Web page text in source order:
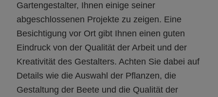
Gartengestalter, Ihnen einige seiner
abgeschlossenen Projekte zu zeigen. Eine
Besichtigung vor Ort gibt Ihnen einen guten
Eindruck von der Qualität der Arbeit und der
Kreativität des Gestalters. Achten Sie dabei auf
Details wie die Auswahl der Pflanzen, die
Gestaltung der Beete und die Qualität der